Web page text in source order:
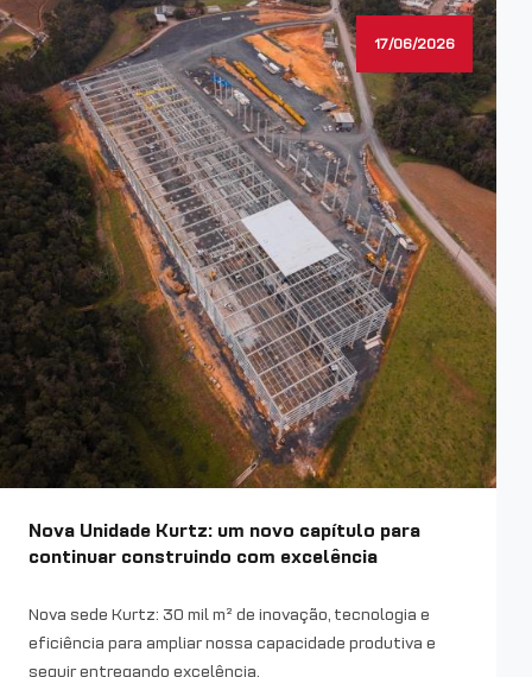
Nova Unidade Kurtz: um novo capítulo para
continuar construindo com excelência
17/06/2026
Nova sede Kurtz: 30 mil m² de inovação, tecnologia e
eficiência para ampliar nossa capacidade produtiva e
seguir entregando excelência.